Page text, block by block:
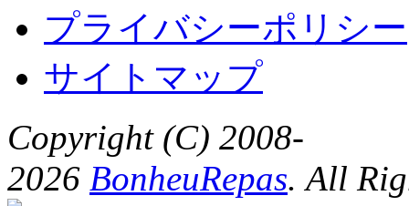
プライバシーポリシー
サイトマップ
Copyright (C) 2008-
2026 BonheuRepas. All